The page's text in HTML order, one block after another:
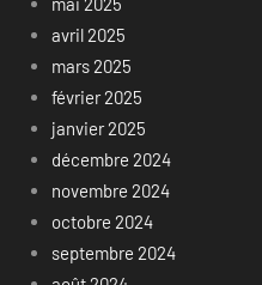
avril 2025
mars 2025
février 2025
janvier 2025
décembre 2024
novembre 2024
octobre 2024
septembre 2024